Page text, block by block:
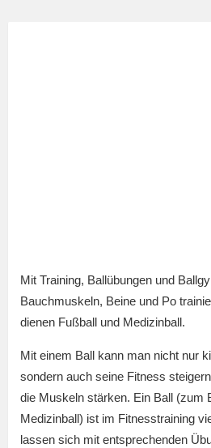
Mit Training, Ballübungen und
Bauchmuskeln, Beine und Po
dienen Fußball und Medizinball.
Mit einem Ball kann man nicht nur
sondern auch seine Fitness
die Muskeln stärken. Ein Ball (zum
Medizinball) ist im Fitnesstraining
lassen sich mit entsprechenden